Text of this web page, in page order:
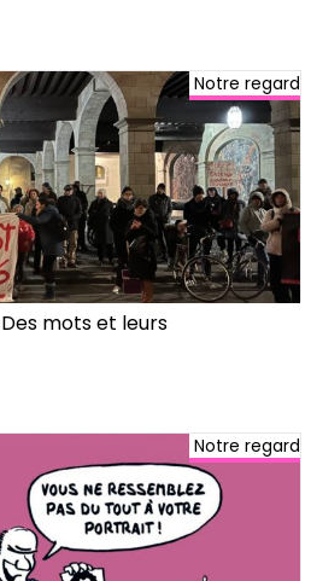
Notre regard
mots et leurs
Notre regard